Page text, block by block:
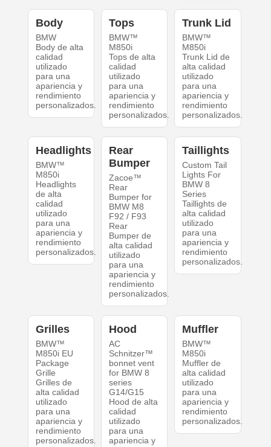
Body
BMW
Body de alta
calidad
utilizado
para una
apariencia y
rendimiento
personalizados.
Tops
BMW™
M850i
Tops de alta
calidad
utilizado
para una
apariencia y
rendimiento
personalizados.
Trunk Lid
BMW™
M850i
Trunk Lid de
alta calidad
utilizado
para una
apariencia y
rendimiento
personalizados.
Headlights
BMW™
M850i
Headlights
de alta
calidad
utilizado
para una
apariencia y
rendimiento
personalizados.
Rear
Bumper
Zacoe™
Rear
Bumper for
BMW M8
F92 / F93
Rear
Bumper de
alta calidad
utilizado
para una
apariencia y
rendimiento
personalizados.
Taillights
Custom Tail
Lights For
BMW 8
Series
Taillights de
alta calidad
utilizado
para una
apariencia y
rendimiento
personalizados.
Grilles
BMW™
M850i EU
Package
Grille
Grilles de
alta calidad
utilizado
para una
apariencia y
rendimiento
personalizados.
Hood
AC
Schnitzer™
bonnet vent
for BMW 8
series
G14/G15
Hood de alta
calidad
utilizado
para una
apariencia y
Muffler
BMW™
M850i
Muffler de
alta calidad
utilizado
para una
apariencia y
rendimiento
personalizados.